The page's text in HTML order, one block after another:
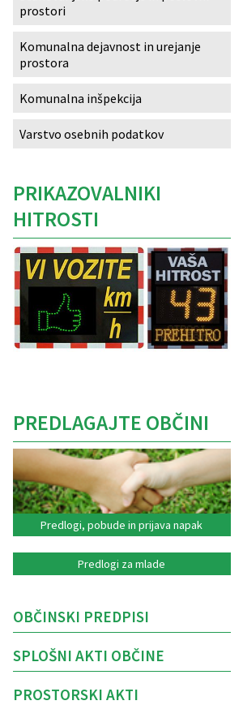
prostori
Komunalna dejavnost in urejanje
prostora
Komunalna inšpekcija
Varstvo osebnih podatkov
PRIKAZOVALNIKI
HITROSTI
PREDLAGAJTE OBČINI
Predlogi, pobude in prijava napak
Predlogi za mlade
OBČINSKI PREDPISI
SPLOŠNI AKTI OBČINE
PROSTORSKI AKTI
Izobraževanje
Kultura, šport in turizem
Sociala in zdravstvo
Skupna občinska uprava